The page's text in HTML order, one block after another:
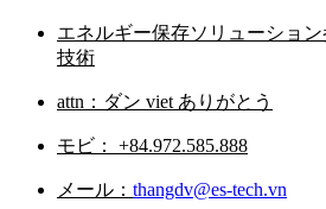
エネルギー保存ソリューショ
技術
attn：ダン viet ありがとう
モビ： +84.972.585.888
メール： thangdv@es-tech.vn